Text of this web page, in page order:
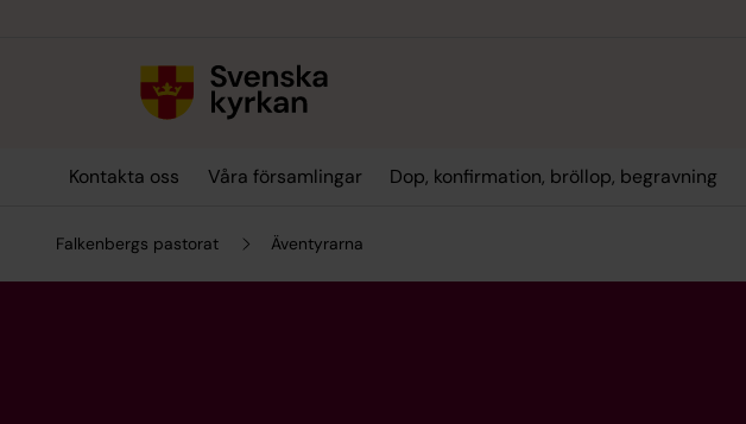
Kontakta oss Våra församlingar Dop, konfirmation, bröllop, begravning
Falkenbergs pastorat Äventyrarna